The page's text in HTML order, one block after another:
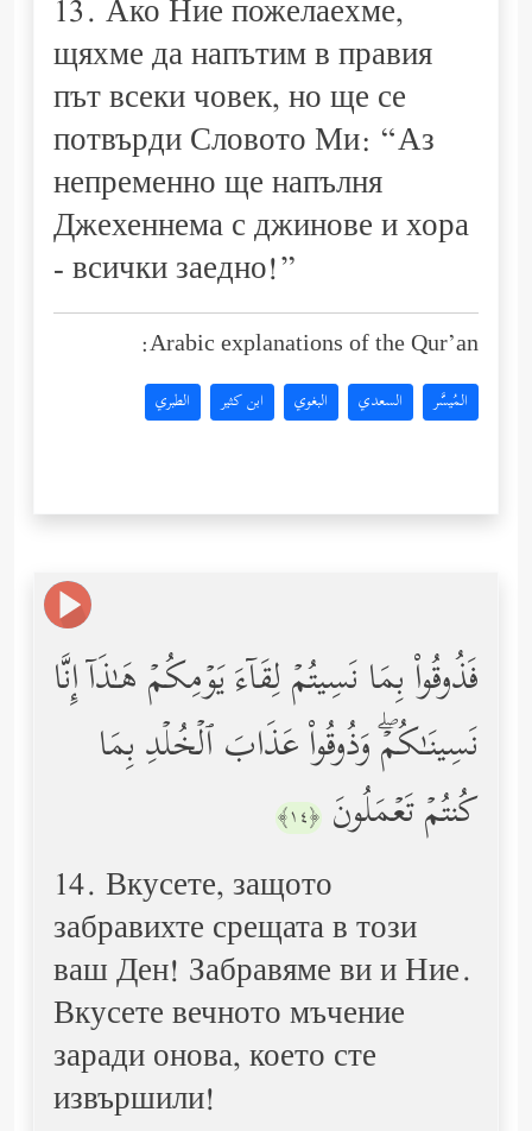
13. Ако Ние пожелаехме,
щяхме да напътим в правия
път всеки човек, но ще се
потвърди Словото Ми: “Аз
непременно­ ще напълня
Джехеннема с джинове и хора
- всички заедно!”
Arabic explanations of the Qur’an:
المُيسَّر السعدي البغوي ابن كثير الطبري
فَذُوقُواْ بِمَا نَسِیتُمۡ لِقَاۤءَ یَوۡمِكُمۡ هَـٰذَاۤ إِنَّا
نَسِینَـٰكُمۡۖ وَذُوقُواْ عَذَابَ ٱلۡخُلۡدِ بِمَا
كُنتُمۡ تَعۡمَلُونَ ﴿١٤﴾
14. Вкусете, защото
забравихте срещата в този
ваш Ден! Забравяме ви и Ние.
Вкусете вечното мъчение
заради онова, което сте
извършили!